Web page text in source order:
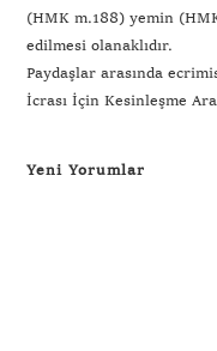
(HMK m.188) yemin
edilmesi olanaklıdır.
Paydaşlar arasında
İcrası İçin Kesinleşme
Yeni Yorumlar